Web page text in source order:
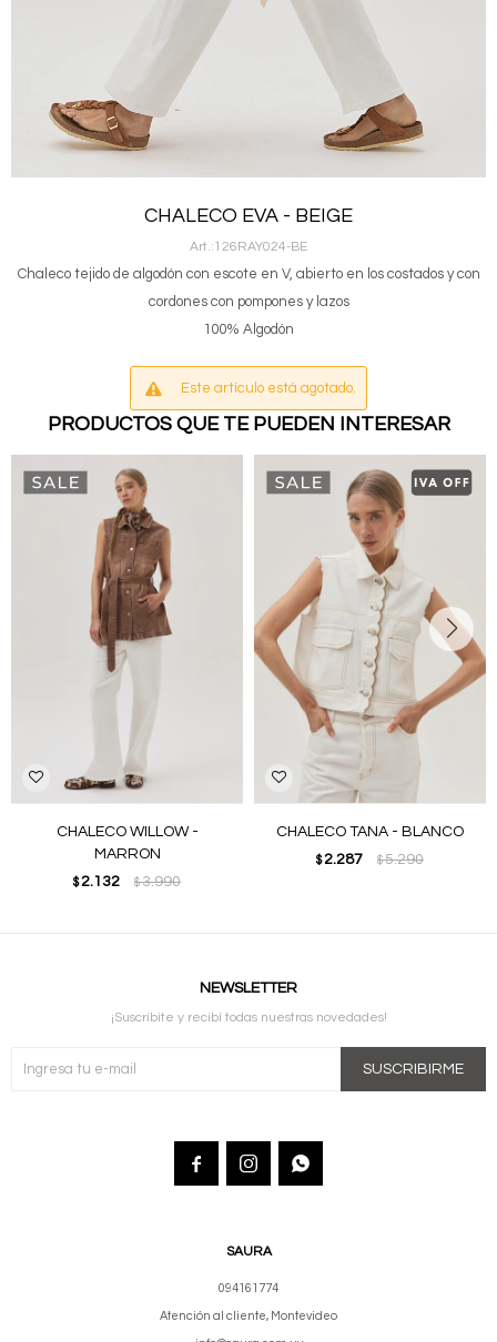
CHALECO EVA - BEIGE
126RAY024-BE
Chaleco tejido de algodón con escote en V, abierto en los costados y con
cordones con pompones y lazos
100% Algodón
Este artículo está agotado.
PRODUCTOS QUE TE PUEDEN INTERESAR
CHALECO WILLOW -
MARRON
$2.132 $3.990
CHALECO TANA - BLANCO
$2.287 $5.290
SAURA
094161774
Atención al cliente, Montevideo
NEWSLETTER
¡Suscribite y recibí todas nuestras novedades!
SUSCRIBIRME
  